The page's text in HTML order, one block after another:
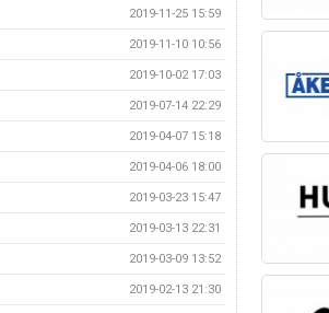
2019-11-25 15:59
2019-11-10 10:56
2019-10-02 17:03
2019-07-14 22:29
2019-04-07 15:18
2019-04-06 18:00
2019-03-23 15:47
2019-03-13 22:31
2019-03-09 13:52
2019-02-13 21:30